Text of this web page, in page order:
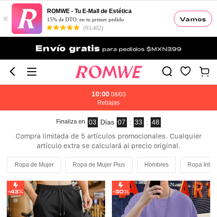
Vamos
×
ROMWE - Tu E-Mall de Estética
15% de DTO. en tu primer pedido
(93,402)
10:00 08/03
Rebajas
Finaliza en 03 Días 07 : 33 : 47
Compra limitada de 5 artículos promocionales. Cualquier
artículo extra se calculará al precio original.
Ropa de Mujer Ropa de Mujer Plus Hombres Ropa
-43% -30%